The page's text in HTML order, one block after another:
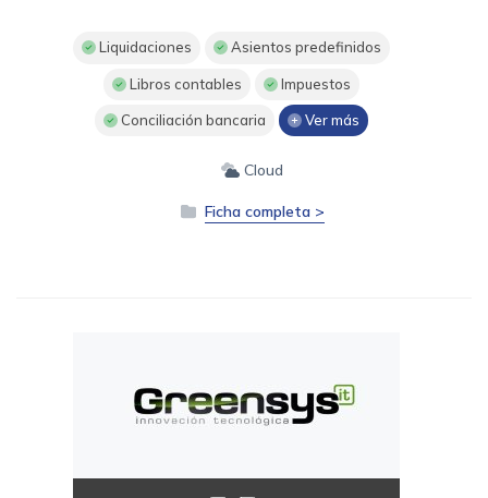
Liquidaciones Asientos predefinidos
Libros contables Impuestos
Conciliación bancaria Ver más
Cloud
Ficha completa >